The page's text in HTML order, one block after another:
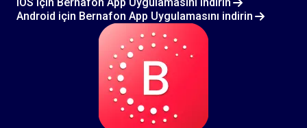
Android için Bernafon App Uygulamasını indirin